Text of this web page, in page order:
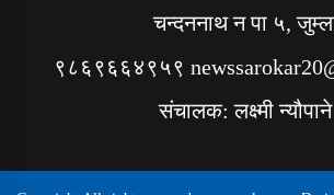
चन्दननाथ न पा ५,
९८६९६६४९५९
संचालक: लक्ष्मी न्यौपाने